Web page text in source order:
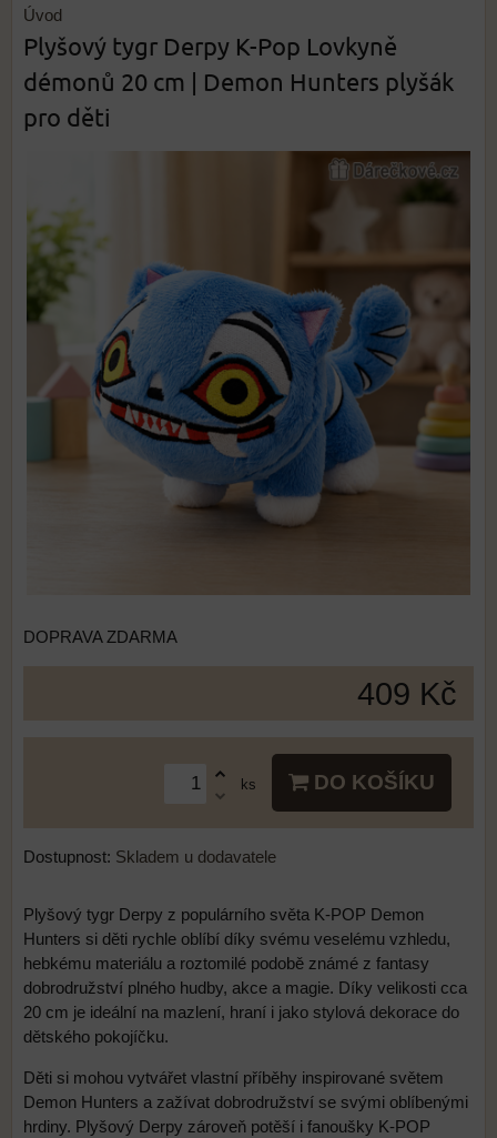
Úvod
Plyšový tygr Derpy K-Pop Lovkyně
démonů 20 cm | Demon Hunters plyšák
pro děti
DOPRAVA ZDARMA
409 Kč
ks DO KOŠÍKU
Dostupnost: Skladem u dodavatele
Plyšový tygr Derpy z populárního světa K-POP Demon
Hunters si děti rychle oblíbí díky svému veselému vzhledu,
hebkému materiálu a roztomilé podobě známé z fantasy
dobrodružství plného hudby, akce a magie. Díky velikosti cca
20 cm je ideální na mazlení, hraní i jako stylová dekorace do
dětského pokojíčku.
Děti si mohou vytvářet vlastní příběhy inspirované světem
Demon Hunters a zažívat dobrodružství se svými oblíbenými
hrdiny. Plyšový Derpy zároveň potěší i fanoušky K-POP